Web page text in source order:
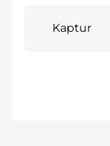
Kaptur